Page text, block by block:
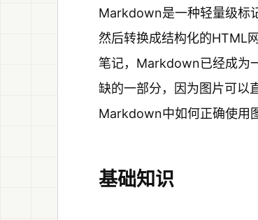
Markdown是一种轻量级标
然后转换成结构化的HTML
笔记，Markdown已经成为
缺的一部分，因为图片可以
Markdown中如何正确使用
基础知识